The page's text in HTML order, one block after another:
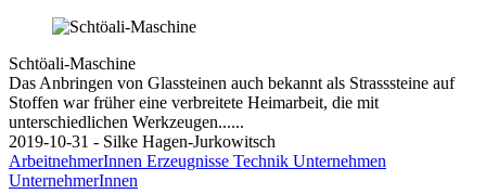
Schtöali-Maschine
Das Anbringen von Glassteinen auch bekannt als Strasssteine auf
Stoffen war früher eine verbreitete Heimarbeit, die mit
unterschiedlichen Werkzeugen......
2019-10-31 - Silke Hagen-Jurkowitsch
ArbeitnehmerInnen Erzeugnisse Technik Unternehmen
UnternehmerInnen